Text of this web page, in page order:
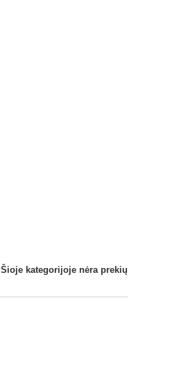
Šioje kategorijoje nėra prekių